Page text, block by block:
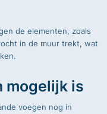
de elementen, zoals
in de muur trekt, wat
mogelijk is
voegen nog in